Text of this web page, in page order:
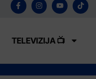
TELEVIZIJA 📺